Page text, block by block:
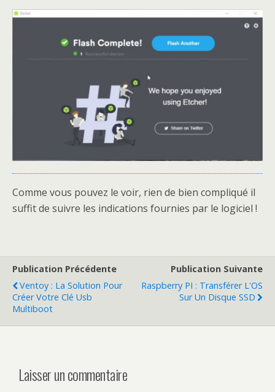
Comme vous pouvez le voir, rien de bien compliqué il
suffit de suivre les indications fournies par le logiciel !
Publication Précédente
Ventoy : La Solution Pour
Créer Votre Clé Usb
Multiboot
Publication Suivante
Raspberry PI : Transférer L'OS
Sur Un Disque SSD
Laisser un commentaire